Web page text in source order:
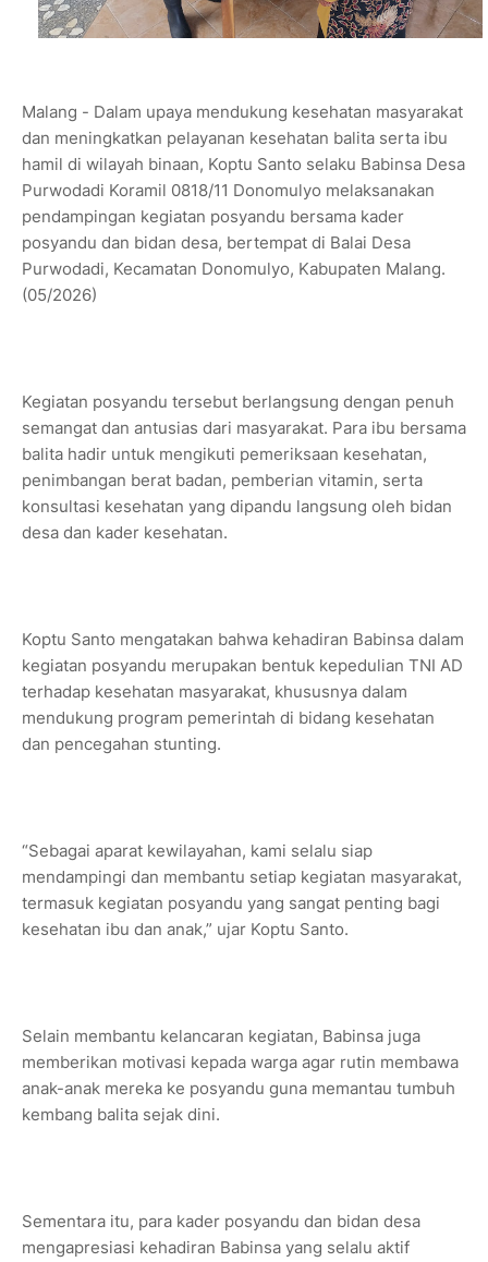
Malang - Dalam upaya mendukung kesehatan masyarakat
dan meningkatkan pelayanan kesehatan balita serta ibu
hamil di wilayah binaan, Koptu Santo selaku Babinsa Desa
Purwodadi Koramil 0818/11 Donomulyo melaksanakan
pendampingan kegiatan posyandu bersama kader
posyandu dan bidan desa, bertempat di Balai Desa
Purwodadi, Kecamatan Donomulyo, Kabupaten Malang.
(05/2026)
Kegiatan posyandu tersebut berlangsung dengan penuh
semangat dan antusias dari masyarakat. Para ibu bersama
balita hadir untuk mengikuti pemeriksaan kesehatan,
penimbangan berat badan, pemberian vitamin, serta
konsultasi kesehatan yang dipandu langsung oleh bidan
desa dan kader kesehatan.
Koptu Santo mengatakan bahwa kehadiran Babinsa dalam
kegiatan posyandu merupakan bentuk kepedulian TNI AD
terhadap kesehatan masyarakat, khususnya dalam
mendukung program pemerintah di bidang kesehatan
dan pencegahan stunting.
“Sebagai aparat kewilayahan, kami selalu siap
mendampingi dan membantu setiap kegiatan masyarakat,
termasuk kegiatan posyandu yang sangat penting bagi
kesehatan ibu dan anak,” ujar Koptu Santo.
Selain membantu kelancaran kegiatan, Babinsa juga
memberikan motivasi kepada warga agar rutin membawa
anak-anak mereka ke posyandu guna memantau tumbuh
kembang balita sejak dini.
Sementara itu, para kader posyandu dan bidan desa
mengapresiasi kehadiran Babinsa yang selalu aktif